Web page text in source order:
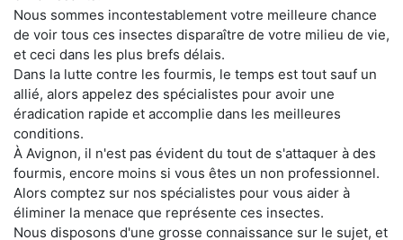
Nous sommes incontestablement votre meilleure chance
de voir tous ces insectes disparaître de votre milieu de vie,
et ceci dans les plus brefs délais.
Dans la lutte contre les fourmis, le temps est tout sauf un
allié, alors appelez des spécialistes pour avoir une
éradication rapide et accomplie dans les meilleures
conditions.
À Avignon, il n'est pas évident du tout de s'attaquer à des
fourmis, encore moins si vous êtes un non professionnel.
Alors comptez sur nos spécialistes pour vous aider à
éliminer la menace que représente ces insectes.
Nous disposons d'une grosse connaissance sur le sujet, et